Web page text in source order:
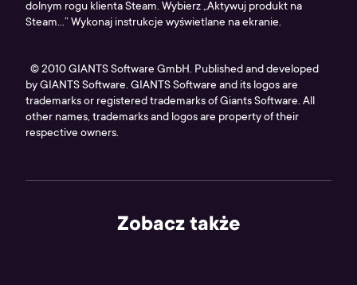
dolnym rogu klienta Steam. Wybierz „Aktywuj produkt na
Steam...” Wykonaj instrukcje wyświetlane na ekranie.
© 2010 GIANTS Software GmbH. Published and developed
by GIANTS Software. GIANTS Software and its logos are
trademarks or registered trademarks of Giants Software. All
other names, trademarks and logos are property of their
respective owners.
Zobacz także